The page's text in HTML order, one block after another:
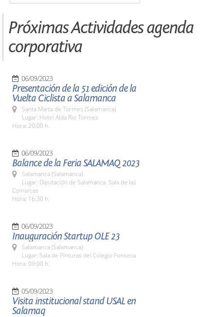
Próximas Actividades agenda
corporativa
06/09/2023
Presentación de la 51 edición de la
Vuelta Ciclista a Salamanca
Santa Marta de Tormes (Salamanca)
Lugar: Hotel Alda Rio Tormes
Hora: 20:00 h.
06/09/2023
Balance de la Feria SALAMAQ 2023
Salamanca (Salamanca)
Lugar: Diputación de Salamanca. Sala de las
Comarcas
Hora: 16:30 h.
06/09/2023
Inauguración Startup OLE 23
Salamanca (Salamanca)
Lugar: Sala de Pinturas del Colegio Fonseca
Hora: 09:00 h.
05/09/2023
Visita institucional stand USAL en
Salamaq